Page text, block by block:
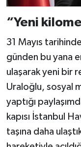
“Yeni
31 Mayıs
günden bu yana
ulaşarak yeni bir
Uraloğlu, sosyal
yaptığı
kapısı İstanbul
taşına daha